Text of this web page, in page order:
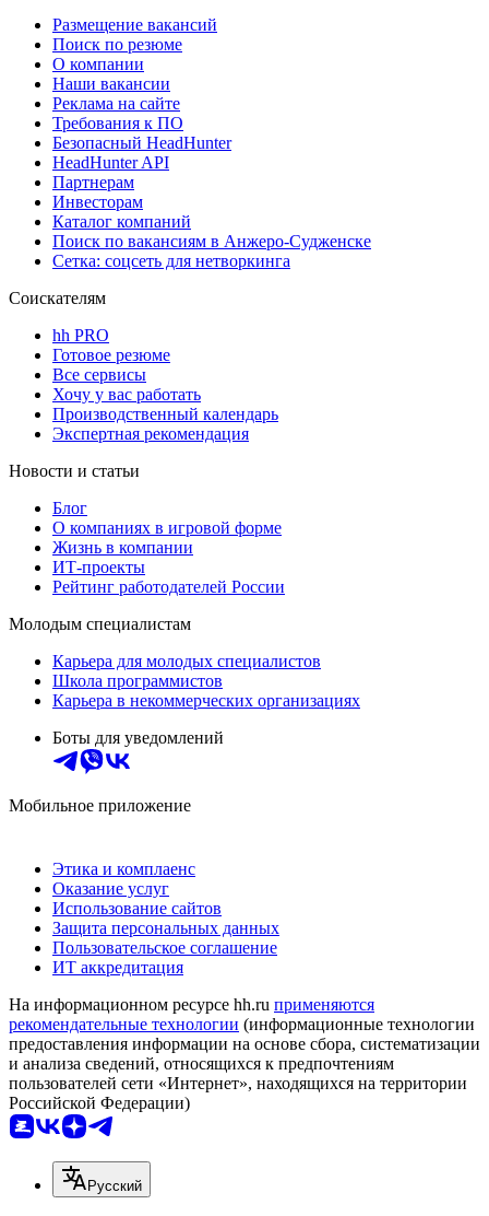
Размещение вакансий
Поиск по резюме
О компании
Наши вакансии
Реклама на сайте
Требования к ПО
Безопасный HeadHunter
HeadHunter API
Партнерам
Инвесторам
Каталог компаний
Поиск по вакансиям в Анжеро-Судженске
Сетка: соцсеть для нетворкинга
Соискателям
hh PRO
Готовое резюме
Все сервисы
Хочу у вас работать
Производственный календарь
Экспертная рекомендация
Новости и статьи
Блог
О компаниях в игровой форме
Жизнь в компании
ИТ-проекты
Рейтинг работодателей России
Молодым специалистам
Карьера для молодых специалистов
Школа программистов
Карьера в некоммерческих организациях
Боты для уведомлений
Мобильное приложение
Этика и комплаенс
Оказание услуг
Использование сайтов
Защита персональных данных
Пользовательское соглашение
ИТ аккредитация
На информационном ресурсе hh.ru применяются
рекомендательные технологии (информационные технологии
предоставления информации на основе сбора, систематизации
и анализа сведений, относящихся к предпочтениям
пользователей сети «Интернет», находящихся на территории
Российской Федерации)
Русский